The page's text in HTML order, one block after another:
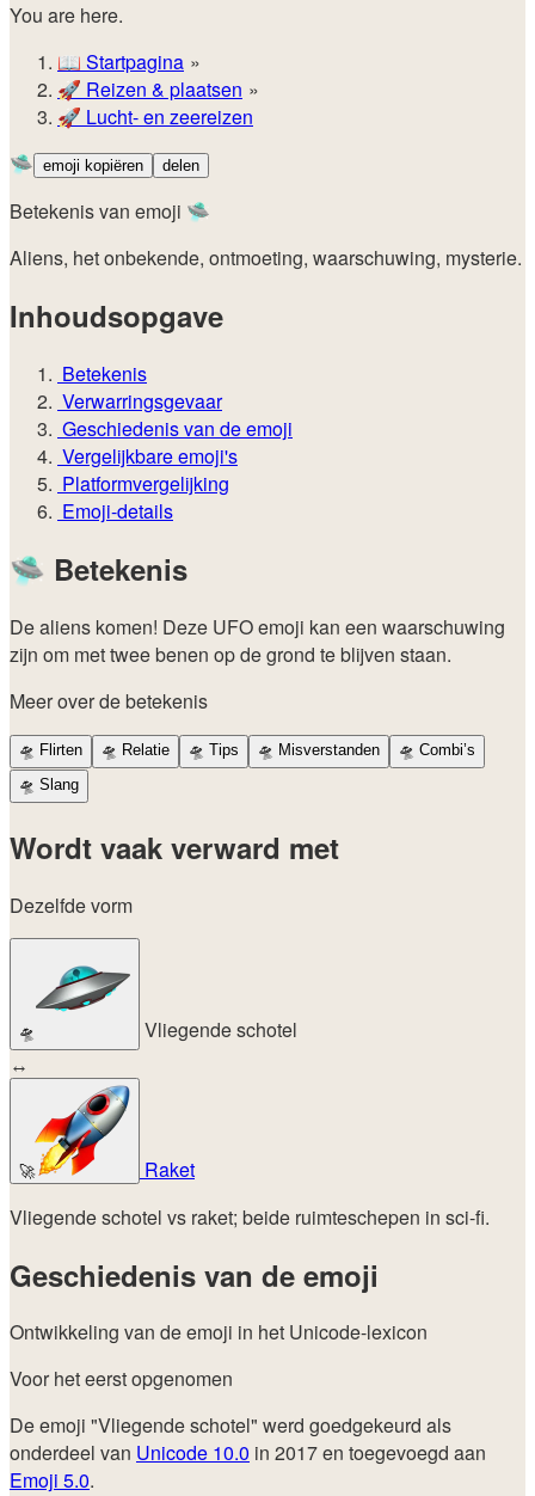
You are here.
📖 Startpagina
🚀️ Reizen & plaatsen
🚀 Lucht- en zeereizen
🛸 emoji kopiëren delen
Betekenis van emoji 🛸
Aliens, het onbekende, ontmoeting, waarschuwing, mysterie.
Inhoudsopgave
Betekenis
Verwarringsgevaar
Geschiedenis van de emoji
Vergelijkbare emoji's
Platformvergelijking
Emoji-details
🛸 Betekenis
De aliens komen! Deze UFO emoji kan een waarschuwing
zijn om met twee benen op de grond te blijven staan.
Meer over de betekenis
🛸 Flirten 🛸 Relatie 🛸 Tips 🛸 Misverstanden 🛸 Combi’s
🛸 Slang
Wordt vaak verward met
Dezelfde vorm
🛸
Vliegende schotel
↔
🚀
Raket
Vliegende schotel vs raket; beide ruimteschepen in sci-fi.
Geschiedenis van de emoji
Ontwikkeling van de emoji in het Unicode-lexicon
Voor het eerst opgenomen
De emoji "Vliegende schotel" werd goedgekeurd als
onderdeel van Unicode 10.0 in 2017 en toegevoegd aan
Emoji 5.0.